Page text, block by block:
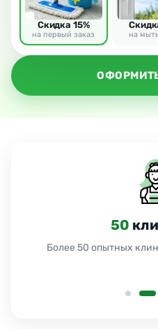
Скидка 15%
на первый заказ на
50
Более 50 опытных